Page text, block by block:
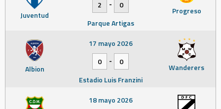
Juventud Progreso
2 -
0
Parque Artigas
Albion Wanderers
17 mayo 2026
0
-
0
Estadio Luis Franzini
18 mayo 2026